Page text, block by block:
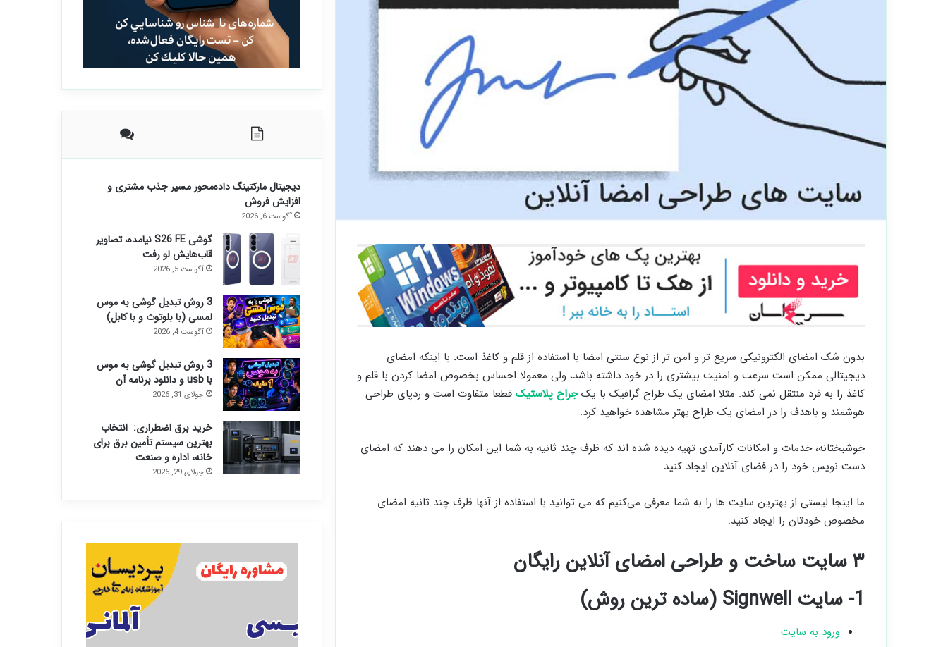
بدون شک امضای الکترونیکی سریع تر و امن تر از نوع سنتی امضا با استفاده از قلم و کاغذ است. با اینکه امضای
دیجیتالی ممکن است سرعت و امنیت بیشتری را در خود داشته باشد، ولی معمولا احساس بخصوص امضا کردن با قلم و
کاغذ را به فرد منتقل نمی کند. مثلا امضای یک طراح گرافیک با یکجراح پلاستیک قطعا متفاوت است و ردپای طراحی
هوشمند و باهدف را در امضای یک طراح بهتر مشاهده خواهید کرد.
خوشبختانه، خدمات و امکانات کارآمدی تهیه دیده شده ‌اند که ظرف چند ثانیه به شما این امکان را می دهند که امضای
دست نویس خود را در فضای آنلاین ایجاد کنید.
ما اینجا لیستی از بهترین سایت ها را به شما معرفی می‌کنیم که می توانید با استفاده از آنها ظرف چند ثانیه امضای
مخصوص خودتان را ایجاد کنید.
۳ سایت ساخت و طراحی امضای آنلاین رایگان
1- سایت Signwell (ساده ترین روش)
ورود به سایت
دیجیتال مارکتینگ داده‌محور مسیر جذب مشتری و
افزایش فروش
آگوست 6, 2026
گوشی S26 FE نیامده، تصاویر
قاب‌هایش لو رفت
آگوست 5, 2026
3 روش تبدیل گوشی به موس
لمسی (با بلوتوث و با کابل)
آگوست 4, 2026
3 روش تبدیل گوشی به موس
با usb و دانلود برنامه آن
جولای 31, 2026
خرید برق اضطراری: انتخاب
بهترین سیستم تأمین برق برای
خانه، اداره و صنعت
جولای 29, 2026